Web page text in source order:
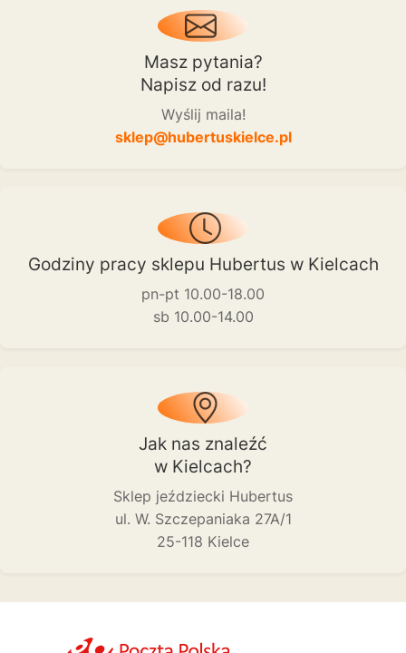
Masz pytania?
Napisz od razu!
Wyślij maila!
sklep@hubertuskielce.pl
Godziny pracy sklepu Hubertus w Kielcach
pn-pt 10.00-18.00
sb 10.00-14.00
Jak nas znaleźć
w Kielcach?
Sklep jeździecki Hubertus
ul. W. Szczepaniaka 27A/1
25-118 Kielce